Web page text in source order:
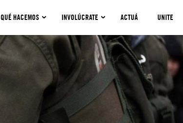
QUÉ HACEMOS INVOLÚCRATE ACTUÁ UNITE